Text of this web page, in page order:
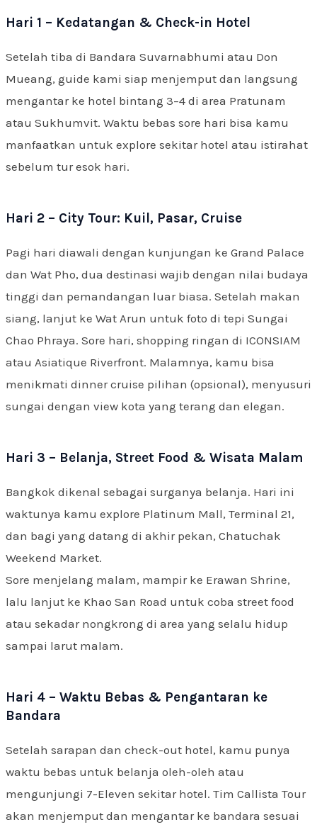
Hari 1 – Kedatangan & Check-in Hotel
Setelah tiba di Bandara Suvarnabhumi atau Don
Mueang, guide kami siap menjemput dan langsung
mengantar ke hotel bintang 3–4 di area Pratunam
atau Sukhumvit. Waktu bebas sore hari bisa kamu
manfaatkan untuk explore sekitar hotel atau istirahat
sebelum tur esok hari.
Hari 2 – City Tour: Kuil, Pasar, Cruise
Pagi hari diawali dengan kunjungan ke Grand Palace
dan Wat Pho, dua destinasi wajib dengan nilai budaya
tinggi dan pemandangan luar biasa. Setelah makan
siang, lanjut ke Wat Arun untuk foto di tepi Sungai
Chao Phraya. Sore hari, shopping ringan di ICONSIAM
atau Asiatique Riverfront. Malamnya, kamu bisa
menikmati dinner cruise pilihan (opsional), menyusuri
sungai dengan view kota yang terang dan elegan.
Hari 3 – Belanja, Street Food & Wisata Malam
Bangkok dikenal sebagai surganya belanja. Hari ini
waktunya kamu explore Platinum Mall, Terminal 21,
dan bagi yang datang di akhir pekan, Chatuchak
Weekend Market.
Sore menjelang malam, mampir ke Erawan Shrine,
lalu lanjut ke Khao San Road untuk coba street food
atau sekadar nongkrong di area yang selalu hidup
sampai larut malam.
Hari 4 – Waktu Bebas & Pengantaran ke
Bandara
Setelah sarapan dan check-out hotel, kamu punya
waktu bebas untuk belanja oleh-oleh atau
mengunjungi 7-Eleven sekitar hotel. Tim Callista Tour
akan menjemput dan mengantar ke bandara sesuai